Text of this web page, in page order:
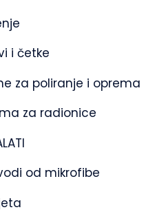
i četke
za poliranje i oprema
za radionice
od mikrofibe